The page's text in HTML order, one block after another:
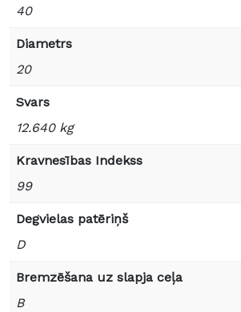
40
Diametrs
20
Svars
12.640 kg
Kravnesības Indekss
99
Degvielas patēriņš
D
Bremzēšana uz slapja ceļa
B